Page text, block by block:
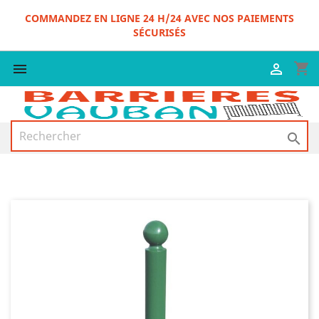
COMMANDEZ EN LIGNE 24 H/24 AVEC NOS PAIEMENTS
SÉCURISÉS
 shopping_cart

